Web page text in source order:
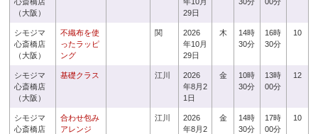
（大阪）
29日
シモジマ
心斎橋店
（大阪）
不織布を使
ったラッピ
ング
関
2026
年10月
29日
木
14時
30分
16時
30分
10
シモジマ
心斎橋店
（大阪）
基礎クラス 江川
2026
年8月2
1日
金
10時
30分
13時
00分
12
シモジマ
心斎橋店
合わせ包み
アレンジ
江川
2026
年8月2
金
14時
30分
17時
00分
10